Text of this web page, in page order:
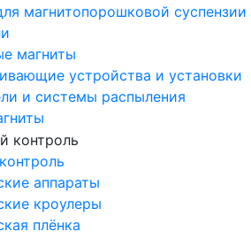
магнитопорошковой суспензии
магниты
устройства и установки
и системы распыления
аппараты
кроулеры
плёнка